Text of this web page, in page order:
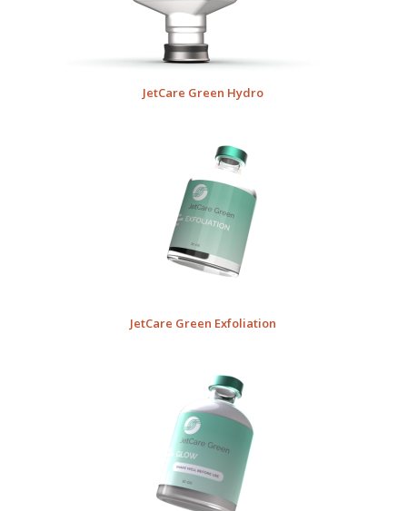
JetCare Green Hydro
JetCare Green Exfoliation